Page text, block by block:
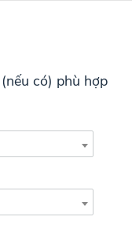
có) phù hợp